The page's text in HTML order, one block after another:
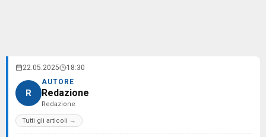
22.05.2025 18:30
R
AUTORE
Redazione
Redazione
Tutti gli articoli →